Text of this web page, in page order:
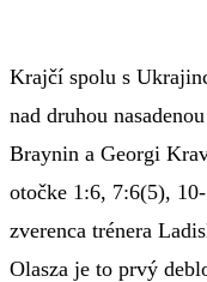
Krajčí spolu s
nad druhou
Braynin a Georgi
otočke 1:6, 7:6(5),
zverenca trénera
Olasza je to prvý